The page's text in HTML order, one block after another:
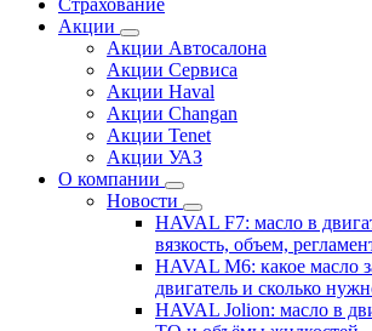
Страхование
Акции
Акции Автосалона
Акции Сервиса
Акции Haval
Акции Changan
Акции Tenet
Акции УАЗ
О компании
Новости
HAVAL F7: масло в
вязкость, объем,
HAVAL M6: какое масло
двигатель и сколько
HAVAL Jolion: масло в